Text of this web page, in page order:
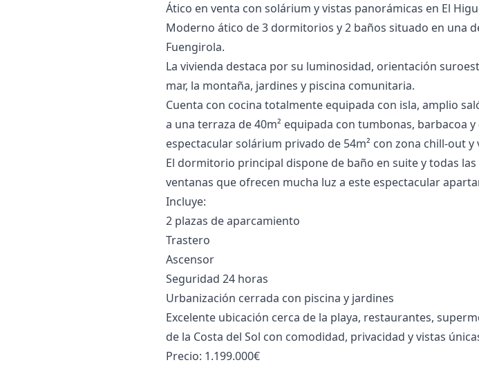
Ático en venta con solárium y vistas panorámicas en El
Moderno ático de 3 dormitorios y 2 baños situado en una
Fuengirola.
La vivienda destaca por su luminosidad, orientación
mar, la montaña, jardines y piscina comunitaria.
Cuenta con cocina totalmente equipada con isla, amplio
a una terraza de 40m² equipada con tumbonas, barbacoa
espectacular solárium privado de 54m² con zona chill-out y
El dormitorio principal dispone de baño en suite y todas
ventanas que ofrecen mucha luz a este espectacular
Incluye:
2 plazas de aparcamiento
Trastero
Ascensor
Seguridad 24 horas
Urbanización cerrada con piscina y jardines
Excelente ubicación cerca de la playa, restaurantes,
‌de ‌la ‌Costa del Sol ‌con ‌comodidad, ‌privacidad ‌y vistas
Precio: ‌1.199.000€